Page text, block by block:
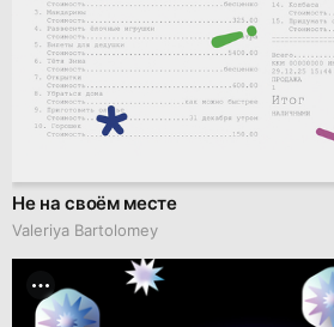
Не на своём месте
Valeriya Bartolomey